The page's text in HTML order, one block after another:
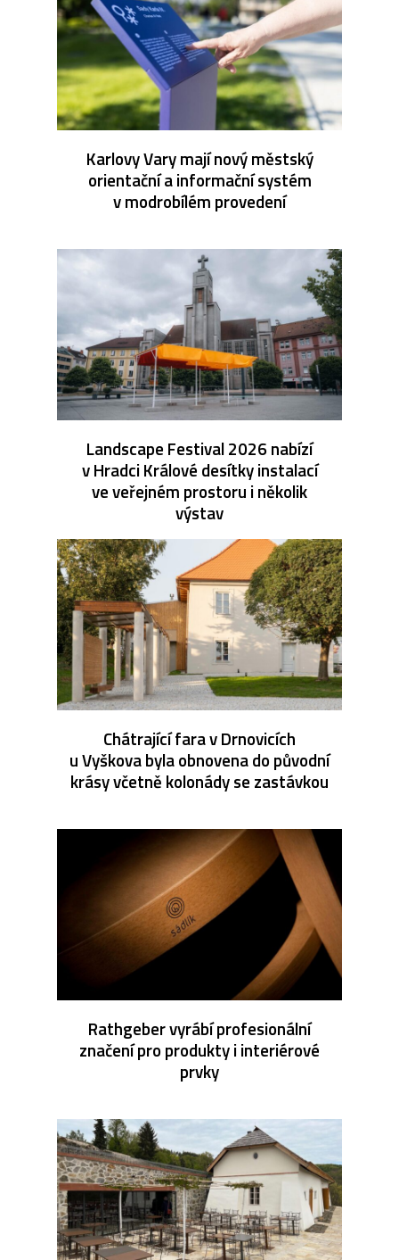
Karlovy Vary mají nový městský
orientační a informační systém
v modrobílém provedení
Landscape Festival 2026 nabízí
v Hradci Králové desítky instalací
ve veřejném prostoru i několik
výstav
Chátrající fara v Drnovicích
u Vyškova byla obnovena do původní
krásy včetně kolonády se zastávkou
Rathgeber vyrábí profesionální
značení pro produkty i interiérové
prvky